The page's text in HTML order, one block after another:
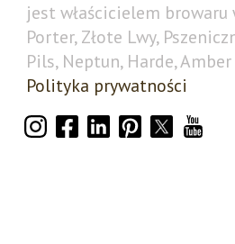
jest właścicielem
Porter, Złote Lwy,
Pils, Neptun, Harde,
Polityka prywatności